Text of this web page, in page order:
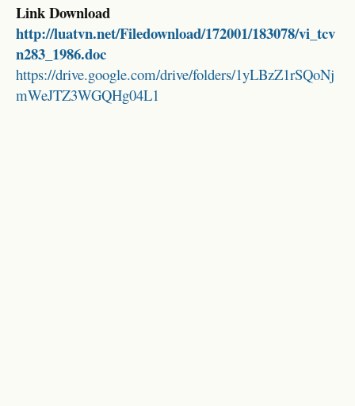
Link Download
http://luatvn.net/Filedownload/172001/183078/vi_tcv
n283_1986.doc
https://drive.google.com/drive/folders/1yLBzZ1rSQoNj
mWeJTZ3WGQHg04L1